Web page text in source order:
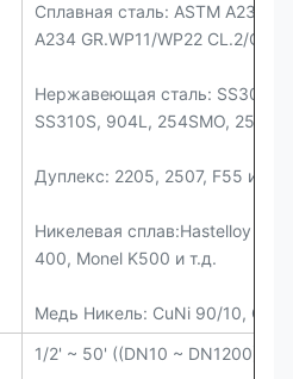
Сплавная сталь: ASTM A234
A234 GR.WP11/WP22 CL.2/CL.1
Нержавеющая сталь: SS304,
SS310S, 904L, 254SMO,
Дуплекс: 2205, 2507, F55 и т.д.
Никелевая сплав:Hastelloy
400, Monel K500 и т.д.
Медь Никель: CuNi 90/10,
1/2' ~ 50' ((DN10 ~ DN1200)